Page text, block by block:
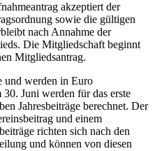
akzeptiert der
sowie die gültigen
nach Annahme der
Die Mitgliedschaft beginnt
Mitgliedsantrag.
und werden in Euro
Juni werden für das erste
Jahresbeiträge berechnet. Der
und einem
richten sich nach den
und können von diesen